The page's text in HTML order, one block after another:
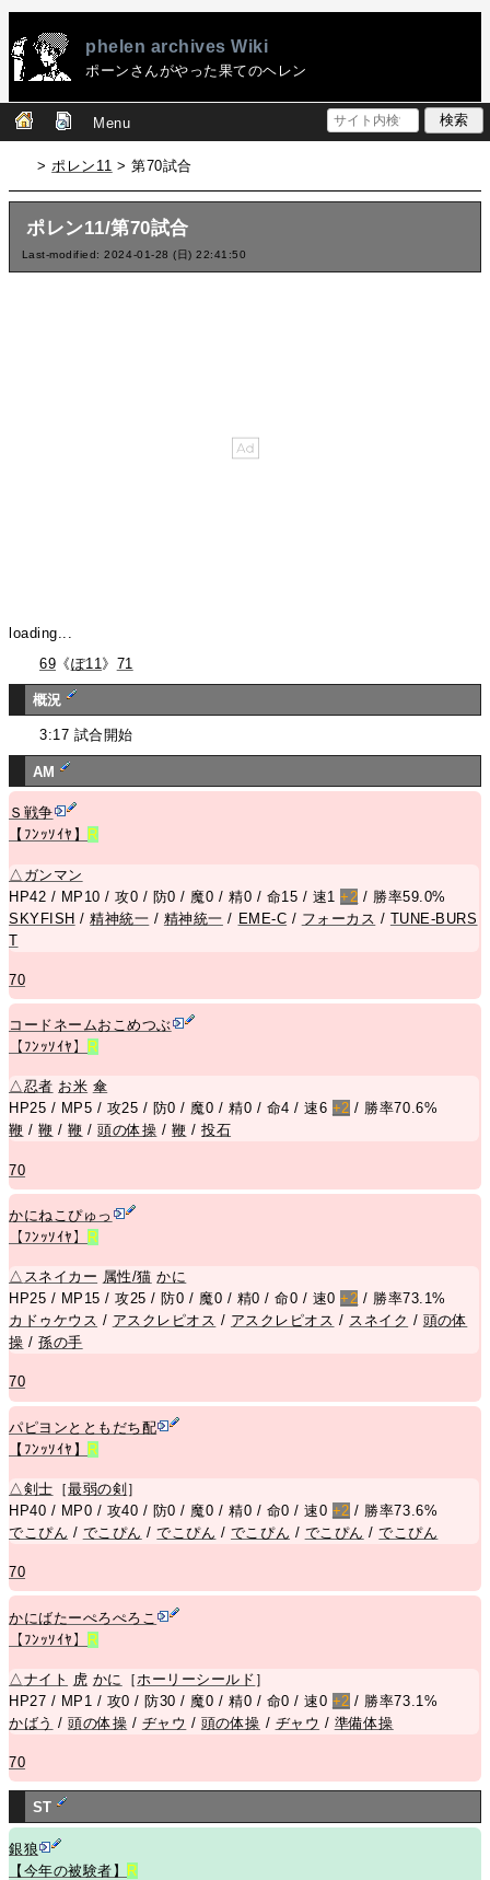
phelen archives Wiki
ポーンさんがやった果てのヘレン
Menu
>ポレン11 > 第70試合
ポレン11/第70試合
Last-modified: 2024-01-28 (日) 22:41:50
loading...
69 《ぽ11 》 71
概況
3:17 試合開始
AM
Ｓ戦争
【ﾌﾝｯｿｲﾔ】
R
△ ガンマン
HP42 / MP10 / 攻0 / 防0 / 魔0 / 精0 / 命15 / 速1+2 / 勝率59.0%
SKYFISH /精神統一 / 精神統一 / EME-C / フォーカス / TUNE-BURS
T
70
コードネームおこめつぶ
【ﾌﾝｯｿｲﾔ】
R
△忍者 お米 傘
HP25 / MP5 / 攻25 / 防0 / 魔0 / 精0 / 命4 / 速6 +2 / 勝率70.6%
鞭 /鞭 /鞭 /頭の体操 / 鞭 /投石
70
かにねこぴゅっ
【ﾌﾝｯｿｲﾔ】
R
△ スネイカー 属性/猫 かに
HP25 / MP15 / 攻25 / 防0 / 魔0 / 精0 / 命0 / 速0+2 / 勝率73.1%
カドゥケウス / アスクレピオス / アスクレピオス / スネイク / 頭の体
操 /孫の手
70
パピヨンとともだち配
【ﾌﾝｯｿｲﾔ】
R
△剣士 ［最弱の剣 ］
HP40 / MP0 / 攻40 / 防0 / 魔0 / 精0 / 命0 / 速0 +2 / 勝率73.6%
でこぴん / でこぴん /でこぴん / でこぴん / でこぴん /でこぴん
70
かにばたーぺろぺろこ
【ﾌﾝｯｿｲﾔ】
R
△ナイト 虎 かに ［ホーリーシールド ］
HP27 / MP1 / 攻0 / 防30 / 魔0 / 精0 / 命0 / 速0 +2 / 勝率73.1%
かばう /頭の体操 / ヂャウ / 頭の体操 / ヂャウ / 準備体操
70
ST
銀狼
【今年の被験者】
R